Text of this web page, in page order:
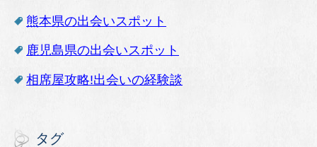
熊本県の出会いスポット
鹿児島県の出会いスポット
相席屋攻略!出会いの経験談
タグ